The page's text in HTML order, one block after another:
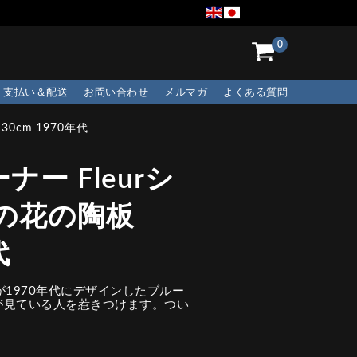
0
よくある質問
メルマガ
お問い合わせ
支払い＆配送
30cm 1970年代
ナー Fleurシ
花の陶板
1970年代にデザインしたブルー
ている人を惹きつけます。つい